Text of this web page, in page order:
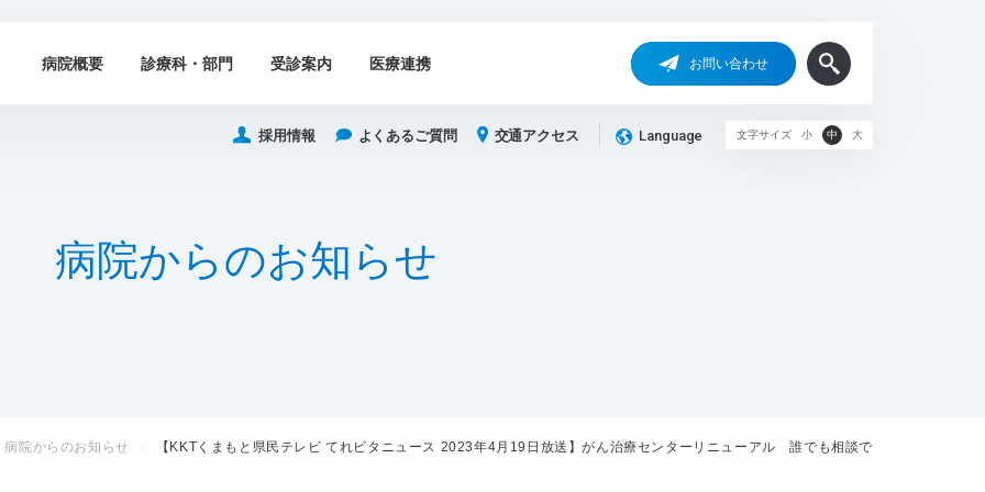
病院概要 診療科・部門 受診案内 医療連携 お問い合わせ
採用情報 よくあるご質問 交通アクセス Language 文字サイズ 小 中 大
病院からのお知 らせ
病院からのお知らせ 【KKTくまもと県民テレビ てれビタニュース 2023年4月19日放送】がん治療センターリニューアル 誰でも相談できる窓口も